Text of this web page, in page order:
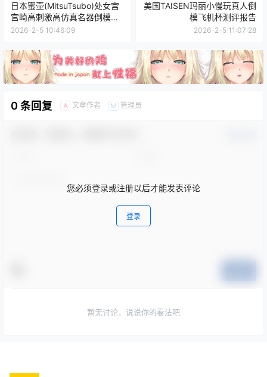
日本蜜壶(MitsuTsubo)处女宫
宫崎高刺激高仿真名器倒模测
评报告
2026-2-5 10:46:09
美国TAISEN玛丽小慢玩真人倒
模飞机杯测评报告
2026-2-5 11:07:28
0 条回复 A 文章作者 M 管理员
您必须登录或注册以后才能发表评论
登录
暂无讨论，说说你的看法吧